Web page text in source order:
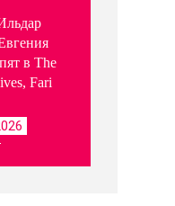
в The
Fari